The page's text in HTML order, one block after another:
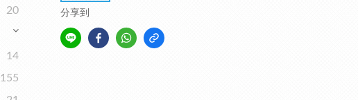
20
14
155
分享到